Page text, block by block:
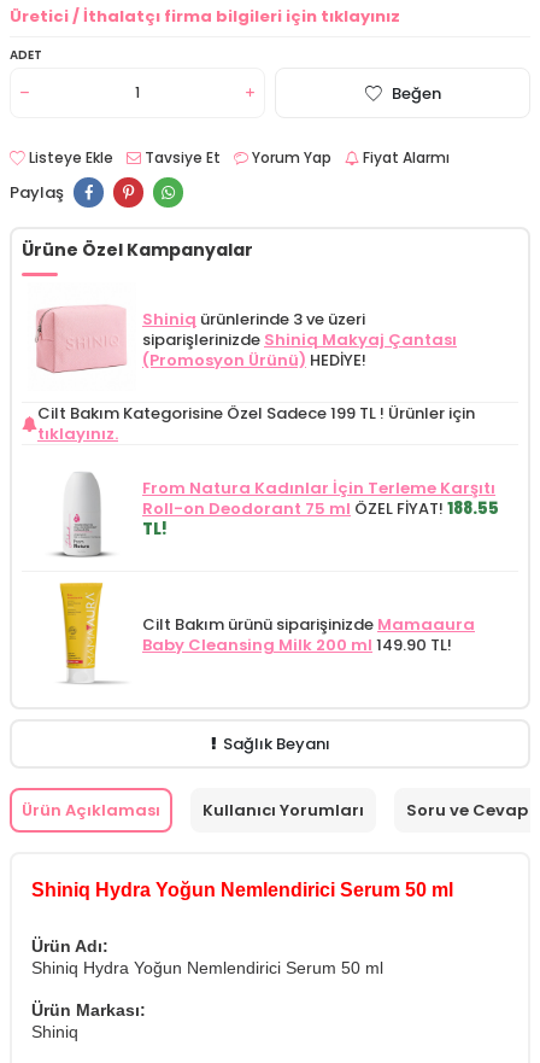
Üretici / İthalatçı firma bilgileri için tıklayınız
ADET
Beğen
Listeye Ekle Tavsiye Et Yorum Yap Fiyat Alarmı
Paylaş
Ürüne Özel Kampanyalar
Shiniq ürünlerinde 3 ve üzeri
siparişlerinizde Shiniq Makyaj Çantası
(Promosyon Ürünü) HEDİYE!
Cilt Bakım Kategorisine Özel Sadece 199 TL ! Ürünler için
tıklayınız.
From Natura Kadınlar İçin Terleme Karşıtı
Roll-on Deodorant 75 ml ÖZEL FİYAT! 188.55
TL!
Cilt Bakım ürünü siparişinizde Mamaaura
Baby Cleansing Milk 200 ml 149.90 TL!
Sağlık Beyanı
Ürün Açıklaması Kullanıcı Yorumları Soru ve Cevap
Shiniq Hydra Yoğun Nemlendirici Serum 50 ml
Ürün Adı:
Shiniq Hydra Yoğun Nemlendirici Serum 50 ml
Ürün Markası:
Shiniq